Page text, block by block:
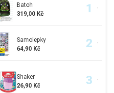
Batoh
319,00 Kč
Samolepky
64,90 Kč
Shaker
26,90 Kč